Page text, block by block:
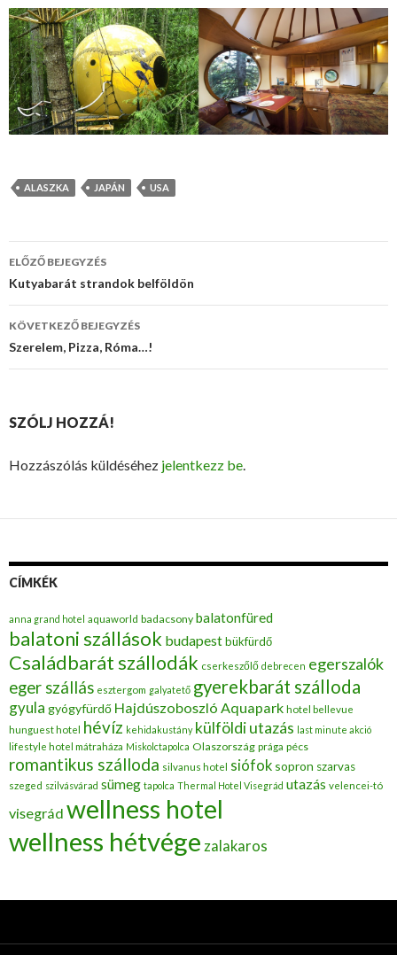
ALASZKA JAPÁN USA
Bejegyzés
navigáció
ELŐZŐ BEJEGYZÉS
Kutyabarát strandok belföldön
KÖVETKEZŐ BEJEGYZÉS
Szerelem, Pizza, Róma…!
SZÓLJ HOZZÁ!
Hozzászólás küldéséhez jelentkezz be.
CÍMKÉK
anna grand hotel aquaworld badacsony balatonfüred
balatoni szállások budapestbükfürdő
Családbarát szállodák cserkeszőlő debrecen egerszalók
eger szállás esztergom galyatető gyerekbarát szálloda
gyula gyógyfürdő Hajdúszoboszló Aquapark hotel bellevue
hunguest hotel
hévíz kehidakustány külföldi utazás last minute akció
lifestyle hotel mátraháza Miskolctapolca Olaszország prága pécs
romantikus szálloda silvanus hotel siófok sopron szarvas
szeged szilvásvárad sümeg tapolca Thermal Hotel Visegrád utazás velencei-tó
visegrád wellness hotel
wellness hétvége zalakaros